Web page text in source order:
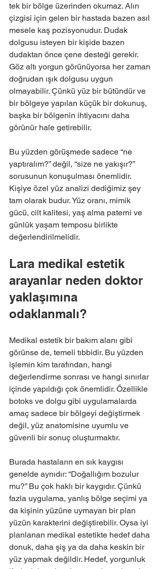
tek bir bölge üzerinden okumaz. Alın
çizgisi için gelen bir hastada bazen asıl
mesele kaş pozisyonudur. Dudak
dolgusu isteyen bir kişide bazen
dudaktan önce çene desteği gerekir.
Göz altı yorgun görünüyorsa her zaman
doğrudan ışık dolgusu uygun
olmayabilir. Çünkü yüz bir bütündür ve
bir bölgeye yapılan küçük bir dokunuş,
başka bir bölgenin ihtiyacını daha
görünür hale getirebilir.
Bu yüzden görüşmede sadece “ne
yaptıralım?” değil, “size ne yakışır?”
sorusunun konuşulması önemlidir.
Kişiye özel yüz analizi dediğimiz şey
tam olarak budur. Yüz oranı, mimik
gücü, cilt kalitesi, yaş alma paterni ve
günlük yaşam temposu birlikte
değerlendirilmelidir.
Lara medikal estetik
arayanlar neden doktor
yaklaşımına
odaklanmalı?
Medikal estetik bir bakım alanı gibi
görünse de, temeli tıbbidir. Bu yüzden
işlemin kim tarafından, hangi
değerlendirme sonrası ve hangi sınırlar
içinde yapıldığı çok önemlidir. Özellikle
botoks ve dolgu gibi uygulamalarda
amaç sadece bir bölgeyi değiştirmek
değil, yüz anatomisine uyumlu ve
güvenli bir sonuç oluşturmaktır.
Burada hastaların en sık kaygısı
genelde aynıdır: “Doğallığım bozulur
mu?” Bu çok haklı bir kaygıdır. Çünkü
fazla uygulama, yanlış bölge seçimi ya
da kişinin yüzüne uymayan bir plan
yüzün karakterini değiştirebilir. Oysa iyi
planlanan medikal estetikte hedef daha
donuk, daha şiş ya da daha keskin bir
yüz yapmak değildir. Hedef, yorgunluk